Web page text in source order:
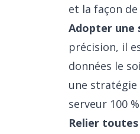
et la façon
Adopter une
précision, il
données le
une stratégie
serveur 100
Relier toutes